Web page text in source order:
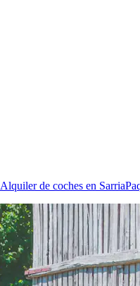
Alquiler de coches en Sarria